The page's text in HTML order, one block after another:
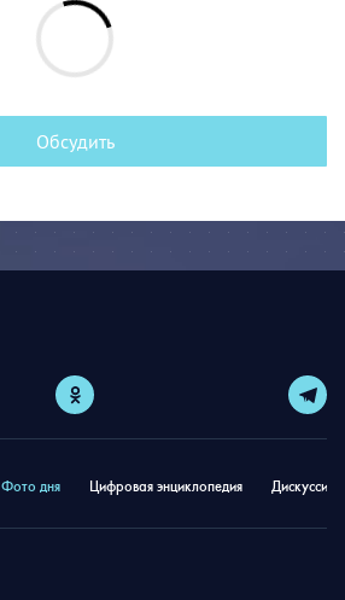
Обсудить
Фото дня Цифровая энциклопедия